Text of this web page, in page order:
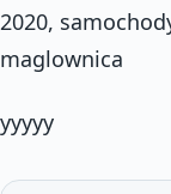
2020,
maglownica
yyyyy